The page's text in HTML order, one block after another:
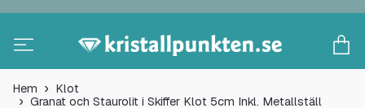
Hem
Klot
Granat och Staurolit i Skiffer Klot 5cm Inkl. Metallställ